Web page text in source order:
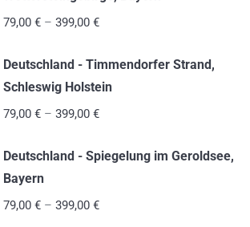
79,00 € – 399,00 €
Deutschland - Timmendorfer Strand,
Schleswig Holstein
79,00 € – 399,00 €
Deutschland - Spiegelung im Geroldsee,
Bayern
79,00 € – 399,00 €